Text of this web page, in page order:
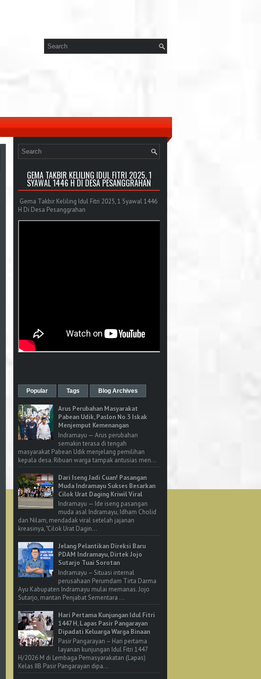
GEMA TAKBIR KELILING IDUL FITRI 2025, 1
SYAWAL 1446 H DI DESA PESANGGRAHAN
Gema Takbir Keliling Idul Fitri 2025, 1 Syawal 1446
H Di Desa Pesanggrahan
Popular Tags Blog Archives
Arus Perubahan Masyarakat
Pabean Udik, Paslon No.3 Iskak
Menjemput Kemenangan
Indramayu — Arus perubahan
semakin terasa di tengah
masyarakat Pabean Udik menjelang pemilihan
kepala desa. Ribuan warga tampak antusias men...
Dari Iseng Jadi Cuan! Pasangan
Muda Indramayu Sukses Besarkan
Cilok Urat Daging Kriwil Viral
Indramayu — Ide iseng pasangan
muda asal Indramayu, Idham Cholid
dan Nilam, mendadak viral setelah jajanan
kreasinya, "Cilok Urat Dagin...
Jelang Pelantikan Direksi Baru
PDAM Indramayu, Dirtek Jojo
Sutarjo Tuai Sorotan
Indramayu – Situasi internal
perusahaan Perumdam Tirta Darma
Ayu Kabupaten Indramayu mulai memanas. Jojo
Sutarjo, mantan Penjabat Sementara ...
Hari Pertama Kunjungan Idul Fitri
1447 H, Lapas Pasir Pangarayan
Dipadati Keluarga Warga Binaan
Pasir Pangarayan – Hari pertama
layanan kunjungan Idul Fitri 1447
H/2026 M di Lembaga Pemasyarakatan (Lapas)
Kelas IIB Pasir Pangarayan dipa...